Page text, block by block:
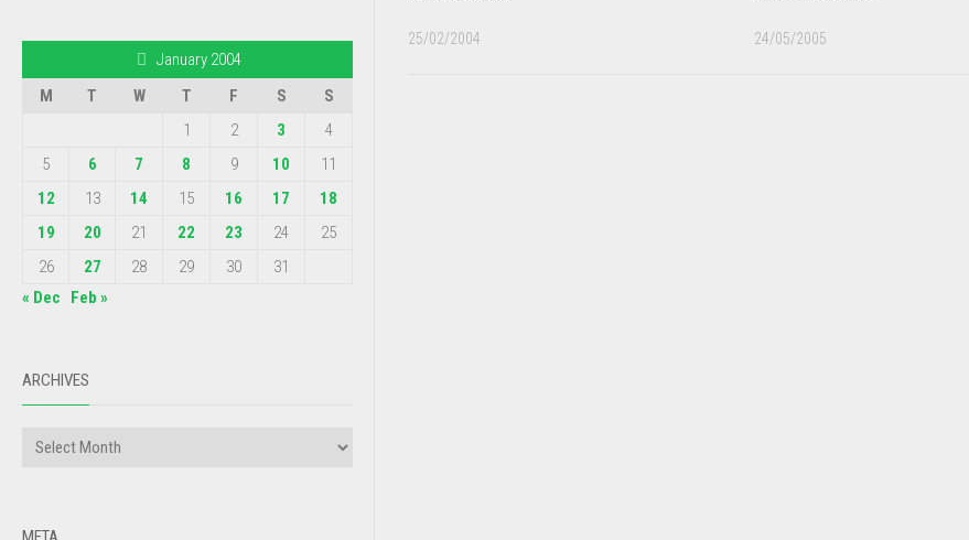
25/02/2004 24/05/2005
January 2004
M
T W T F S
S
1
2 3
4
5
6 7 8 9 10
11
12
13 14 15 16 17
18
19
20 21 22 23 24
25
26
27 28 29 30
31
« Dec
Feb »
ARCHIVES